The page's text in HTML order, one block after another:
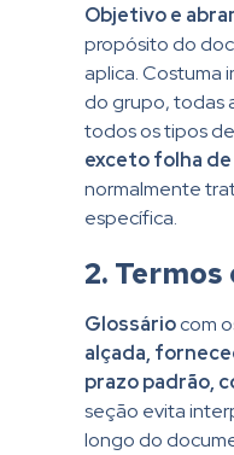
Objetivo e
propósito do
aplica. Costuma
do grupo, todas
todos os tipos
exceto folha
normalmente
específica.
2.
Glossáriocom
alçada,
prazo padrão,
seção evita
longo do